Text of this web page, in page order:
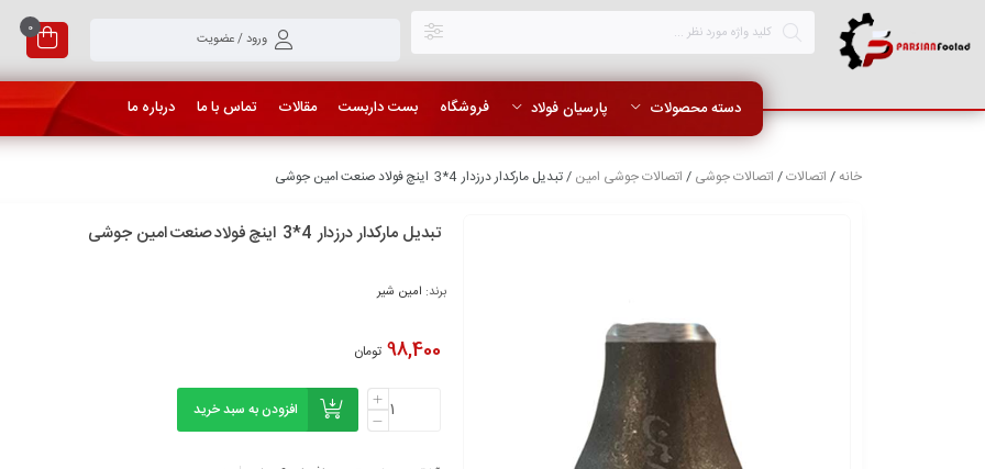
ورود / عضویت
0
دسته محصولات پارسیان فولاد فروشگاه بست داربست مقالات تماس با ما درباره ما
خانه/ اتصالات/ اتصالات جوشی / اتصالات جوشی امین / تبدیل مارکدار درزدار 4*3 اینچ فولاد صنعت امین جوشی
تبدیل مارکدار درزدار 4*3 اینچ فولاد صنعت امین جوشی
برند: امین شیر
98,400 تومان
افزودن به سبد خرید